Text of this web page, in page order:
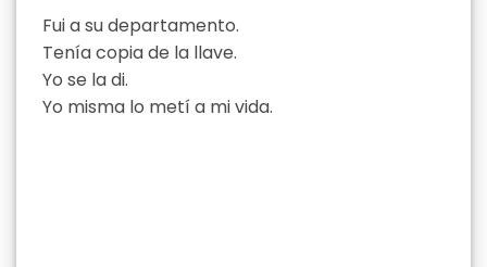
Fui a su departamento.
Tenía copia de la llave.
Yo se la di.
Yo misma lo metí a mi vida.